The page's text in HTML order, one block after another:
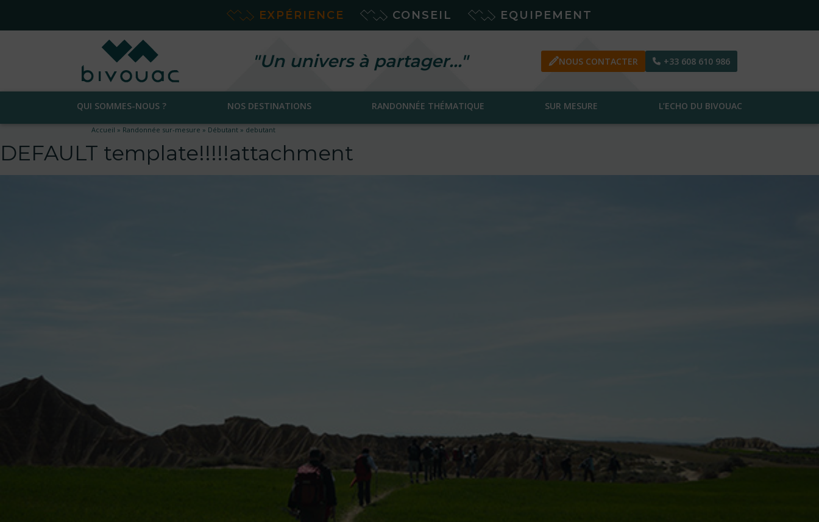
EXPÉRIENCE CONSEIL EQUIPEMENT
"Un univers à partager…" NOUS CONTACTER +33 608 610 986
QUI SOMMES-NOUS ? NOS DESTINATIONS RANDONNÉE THÉMATIQUE SUR MESURE L’ECHO DU BIVOUAC
Accueil » Randonnée sur-mesure » Débutant » debutant
DEFAULT template!!!!!attachment